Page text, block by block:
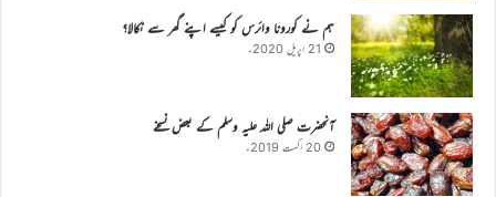
ہم نے کورونا وائرس کو کیسے اپنے گھر سے نکالا؟
21 اپریل 2020ء
آنحضرت صلی اللہ علیہ وسلم کے بعض نسخے
20 اگست 2019ء